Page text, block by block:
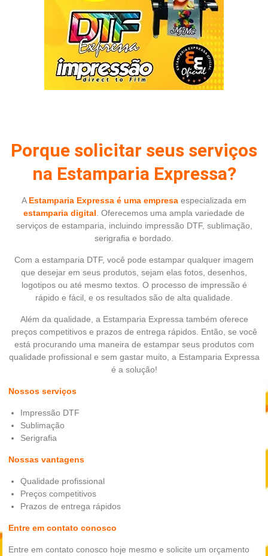
Porque solicitar seus serviços
na Estamparia Expressa?
A Estamparia Expressa é uma empresa especializada em
estamparia digital . Oferecemos uma ampla variedade de
serviços de estamparia, incluindo impressão DTF, sublimação,
serigrafia e bordado.
Com a estamparia DTF, você pode estampar qualquer imagem
que desejar em seus produtos, sejam elas fotos, desenhos,
logotipos ou até mesmo textos. O processo de impressão é
rápido e fácil, e os resultados são de alta qualidade.
Além da qualidade, a Estamparia Expressa também oferece
preços competitivos e prazos de entrega rápidos. Então, se você
está procurando uma maneira de estampar seus produtos com
qualidade profissional e sem gastar muito, a Estamparia Expressa
é a solução!
Nossos serviços
Impressão DTF
Sublimação
Serigrafia
Nossas vantagens
Qualidade profissional
Preços competitivos
Prazos de entrega rápidos
Entre em contato conosco
Entre em contato conosco hoje mesmo e solicite um orçamento